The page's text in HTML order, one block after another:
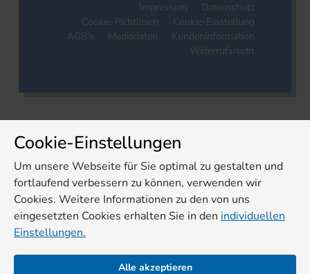
Impressum
Datenschutz
Cookie-Richtlinien
Cookie-Einstellung
AGB's
Mediadaten
Kundeninformation
Widerrufsrecht
Cookie-Einstellungen
Um unsere Webseite für Sie optimal zu gestalten und
fortlaufend verbessern zu können, verwenden wir
Cookies. Weitere Informationen zu den von uns
eingesetzten Cookies erhalten Sie in den individuellen
Einstellungen.
Alle akzeptieren